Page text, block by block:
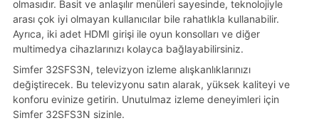
olmasıdır. Basit ve anlaşılır menüleri sayesinde, teknolojiyle
arası çok iyi olmayan kullanıcılar bile rahatlıkla kullanabilir.
Ayrıca, iki adet HDMI girişi ile oyun konsolları ve diğer
multimedya cihazlarınızı kolayca bağlayabilirsiniz.
Simfer 32SFS3N, televizyon izleme alışkanlıklarınızı
değiştirecek. Bu televizyonu satın alarak, yüksek kaliteyi ve
konforu evinize getirin. Unutulmaz izleme deneyimleri için
Simfer 32SFS3N sizinle.